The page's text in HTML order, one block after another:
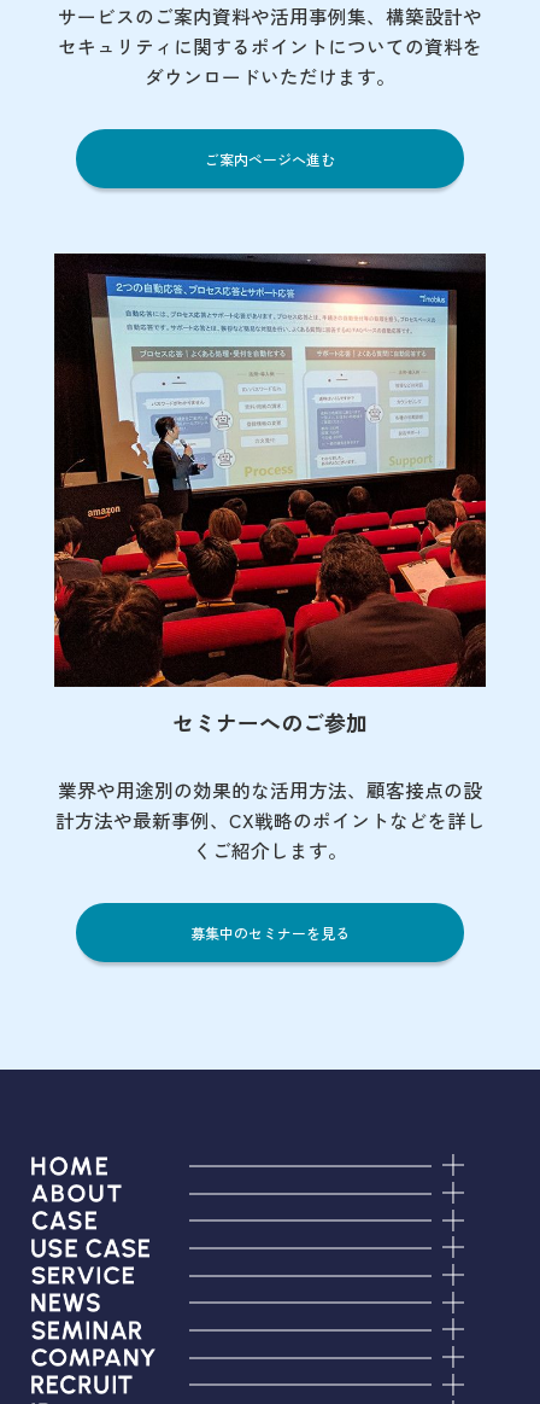
サービスのご案内資料や活用事例集、 構築設計や
セキュリティに関するポイントについての資料を
ダウンロードいただけます。
ご案内ページへ進む
セミナーへのご参加
業界や用途別の効果的な活用方法、顧客接点の設
計方法や最新事例、CX戦略のポイントなどを詳し
くご紹介します。
募集中のセミナーを見る